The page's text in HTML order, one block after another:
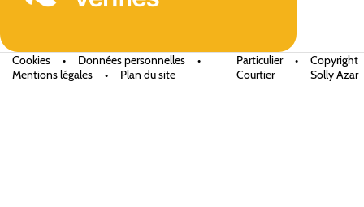
Cookies • Données personnelles
•
Mentions légales
• Plan du site
Particulier
•
Courtier
Copyright
Solly Azar